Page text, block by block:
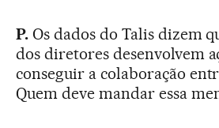
P. Os dados do Talis dizem
dos diretores desenvolvem
conseguir a colaboração
Quem deve mandar essa